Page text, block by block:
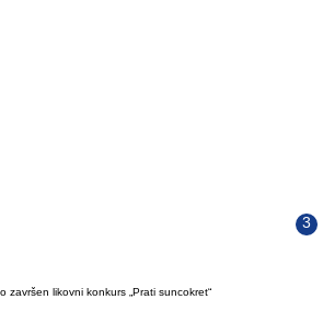
završen likovni konkurs „Prati suncokret“